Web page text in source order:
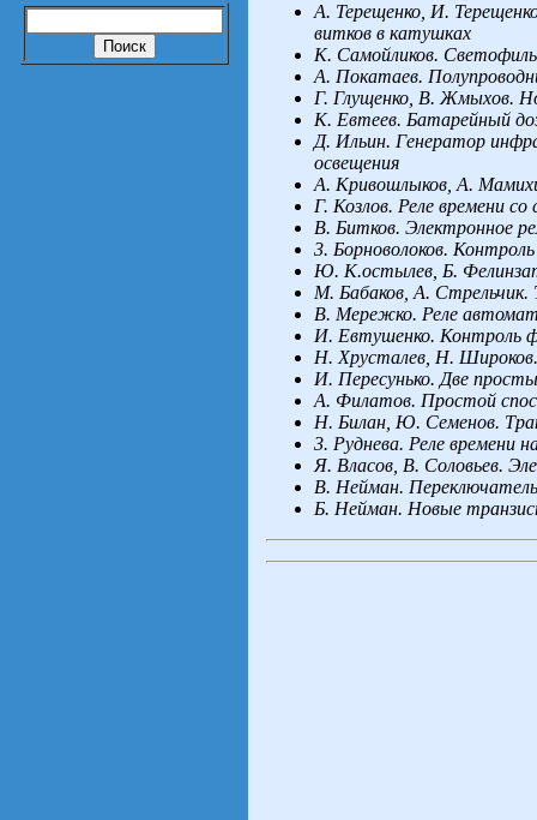
А. Терещенко, И.
витков в катушках
К. Самойликов.
А. Покатаев.
Г. Глущенко, В. Жмыхов.
К. Евтеев. Батарейный
Д. Ильин. Генератор
освещения
A. Кривошлыков, А.
Г. Козлов. Реле времени
B. Битков. Электронное
3. Борноволоков.
Ю. К.остылев, Б.
М. Бабаков, А. Стрельчик.
В. Мережко. Реле
И. Евтушенко. Контроль
Н. Хрусталев, Н.
И. Пересунько. Две
A. Филатов. Простой
Н. Билан, Ю. Семенов.
3. Руднева. Реле времени
Я. Власов, В. Соловьев.
B. Нейман.
Б. Нейман. Новые